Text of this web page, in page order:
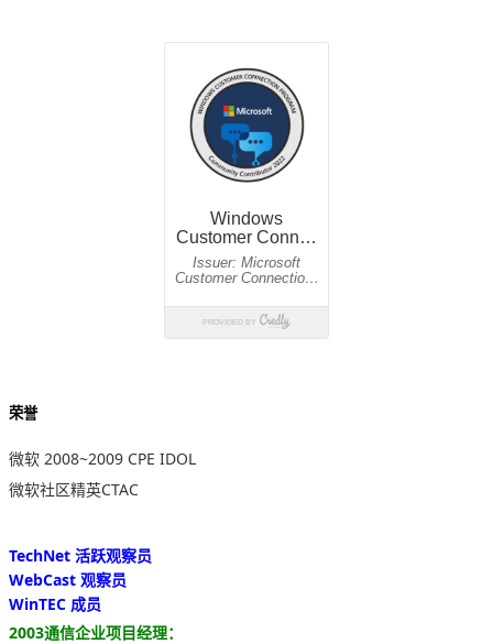
荣誉
微软 2008~2009 CPE IDOL
微软社区精英CTAC
TechNet 活跃观察员
WebCast 观察员
WinTEC 成员
2003通信企业项目经理：